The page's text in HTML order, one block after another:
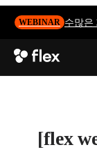
WEBINAR 수많은
[flex